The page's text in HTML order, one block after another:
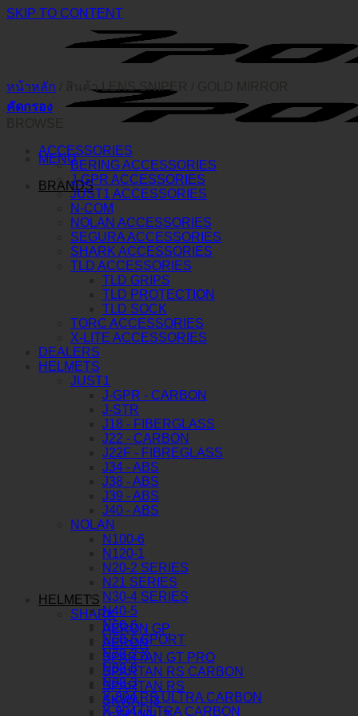
SKIP TO CONTENT
MENU
BRANDS
HELMETS
SHARK
AERON GP
AERON
SPARTAN GT PRO
SPARTAN RS CARBON
SPARTAN RS
SKWAL I3
หน้าหลัก สินค้า LENS SNIPER
คัดกรอง
ACCESSORIES
BERING ACCESSORIES
J-GPR ACCESSORIES
JUST1 ACCESSORIES
N-COM
NOLAN ACCESSORIES
SEGURA ACCESSORIES
SHARK ACCESSORIES
TLD ACCESSORIES
TLD GRIPS
TLD PROTECTION
TLD SOCK
TORC ACCESSORIES
X-LITE ACCESSORIES
DEALERS
HELMETS
JUST1
J-GPR - CARBON
J-STR
J18 - FIBERGLASS
J22 - CARBON
J22F - FIBREGLASS
J34 - ABS
J38 - ABS
J39 - ABS
J40 - ABS
NOLAN
N100-6
N120-1
N20-2 SERIES
N21 SERIES
N30-4 SERIES
N40-5
N60-6
N60-6 SPORT
N70-2 X
N80-8
N90-3
X-804 RS ULTRA CARBON
X-904 ULTRA CARBON